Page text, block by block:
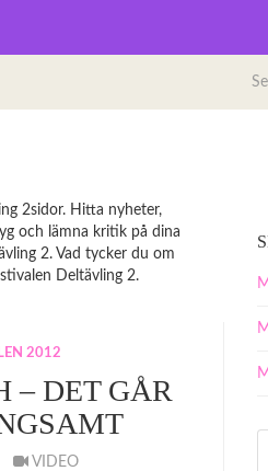
2sidor. Hitta nyheter,
och lämna kritik på dina
2. Vad tycker du om
Deltävling 2.
2012
– DET GÅR
VIDEO